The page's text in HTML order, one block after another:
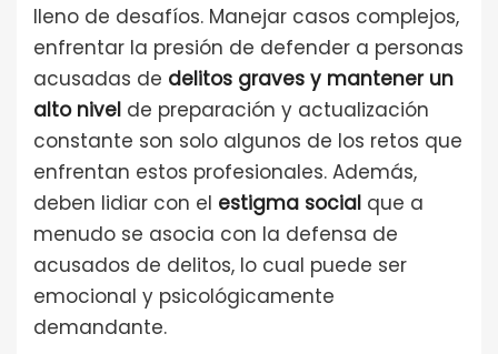
lleno de desafíos. Manejar casos complejos,
enfrentar la presión de defender a personas
acusadas de delitos graves y mantener un
alto nivel de preparación y actualización
constante son solo algunos de los retos que
enfrentan estos profesionales. Además,
deben lidiar con el estigma social que a
menudo se asocia con la defensa de
acusados de delitos, lo cual puede ser
emocional y psicológicamente
demandante.